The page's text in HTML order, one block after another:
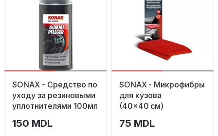
SONAX - Средство по
уходу за резиновыми
уплотнителями 100мл
150 MDL
SONAX - Микрофибры
для кузова
(40×40 см)
75 MDL